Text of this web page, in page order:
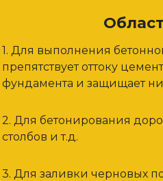
1. Для выполнения
препятствует оттоку
фундамента и защищает
2. Для бетонирования
столбов и т.д.
3. Для заливки черновых